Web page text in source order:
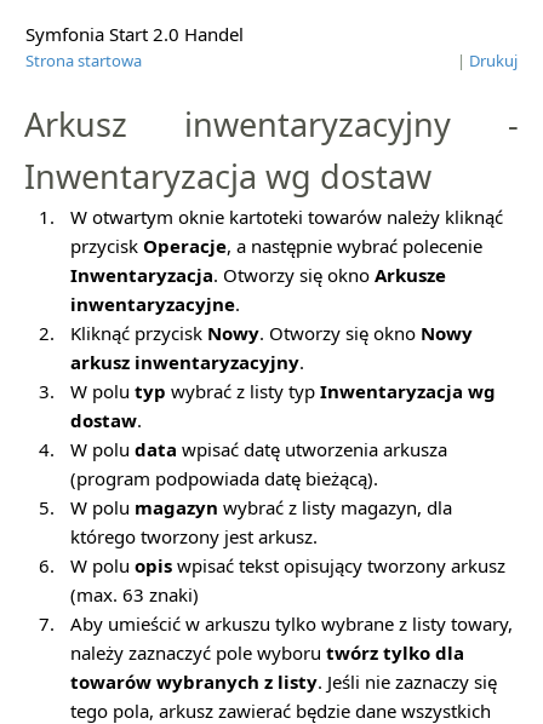
Symfonia Start 2.0 Handel
Strona startowa | Drukuj
Arkusz inwentaryzacyjny -
Inwentaryzacja wg dostaw
1.
W otwartym oknie kartoteki towarów należy kliknąć
przycisk Operacje, a następnie wybrać polecenie
Inwentaryzacja. Otworzy się okno Arkusze
inwentaryzacyjne.
2.
Kliknąć przycisk Nowy. Otworzy się okno Nowy
arkusz inwentaryzacyjny.
3.
W polu typ wybrać z listy typ Inwentaryzacja wg
dostaw.
4.
W polu data wpisać datę utworzenia arkusza
(program podpowiada datę bieżącą).
5.
W polu magazyn wybrać z listy magazyn, dla
którego tworzony jest arkusz.
6.
W polu opis wpisać tekst opisujący tworzony arkusz
(max. 63 znaki)
7.
Aby umieścić w arkuszu tylko wybrane z listy towary,
należy zaznaczyć pole wyboru twórz tylko dla
towarów wybranych z listy. Jeśli nie zaznaczy się
tego pola, arkusz zawierać będzie dane wszystkich